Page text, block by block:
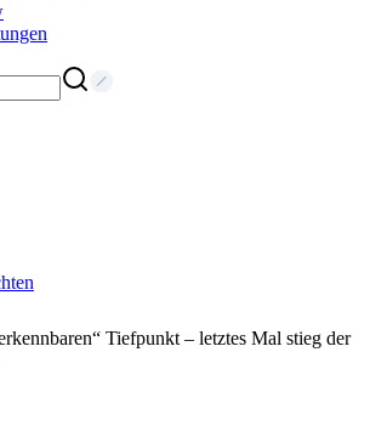
Tiefpunkt – letztes Mal stieg der